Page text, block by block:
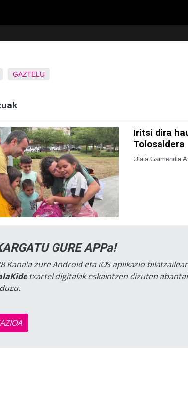
GAZTELU
Iritsi dira
Tolosaldera
Olaia Garmendia
GURE APPa!
Kanala zure Android eta iOS aplikazio
txartel digitalak eskaintzen dizuten